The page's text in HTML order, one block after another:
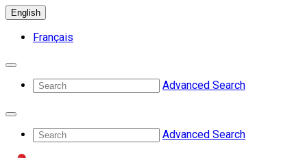
English
Français
Advanced Search
Advanced Search